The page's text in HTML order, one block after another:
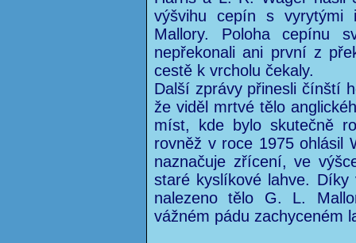
výšvihu cepín s
Mallory. Poloha cepínu
nepřekonali ani první z
cestě k vrcholu čekaly.
Další zprávy přinesli čínští
že viděl mrtvé tělo
míst, kde bylo skutečně
rovněž v roce 1975 ohlásil
naznačuje zřícení, ve
staré kyslíkové lahve.
nalezeno tělo G. L.
vážném pádu zachyceném